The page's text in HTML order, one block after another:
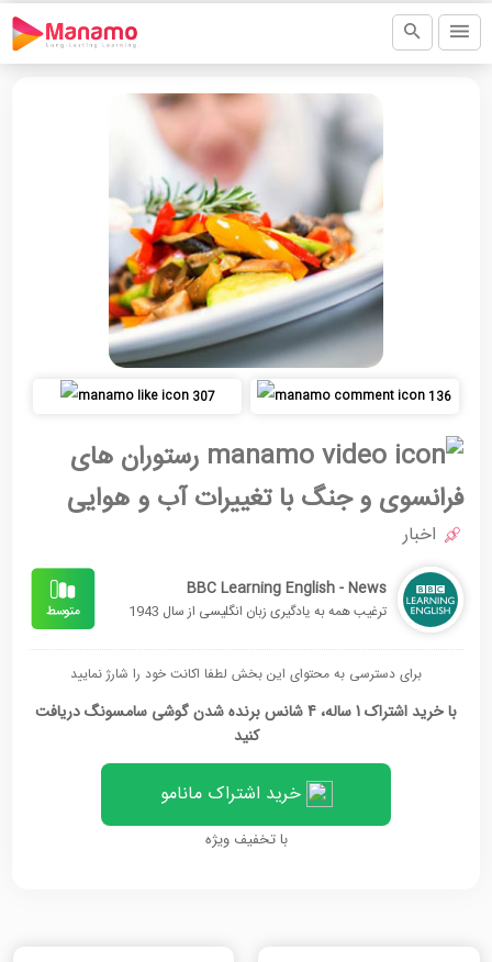
307 136
رستوران های
فرانسوی و جنگ با تغییرات آب و هوایی
اخبار
BBC Learning English - News
ترغیب همه به یادگیری زبان انگلیسی از سال 1943
برای دسترسی به محتوای این بخش لطفا اکانت خود را شارژ نمایید
با خرید اشتراک 1 ساله، 4 شانس برنده شدن گوشی سامسونگ دریافت
کنید
خرید اشتراک مانامو
با تخفیف ویژه